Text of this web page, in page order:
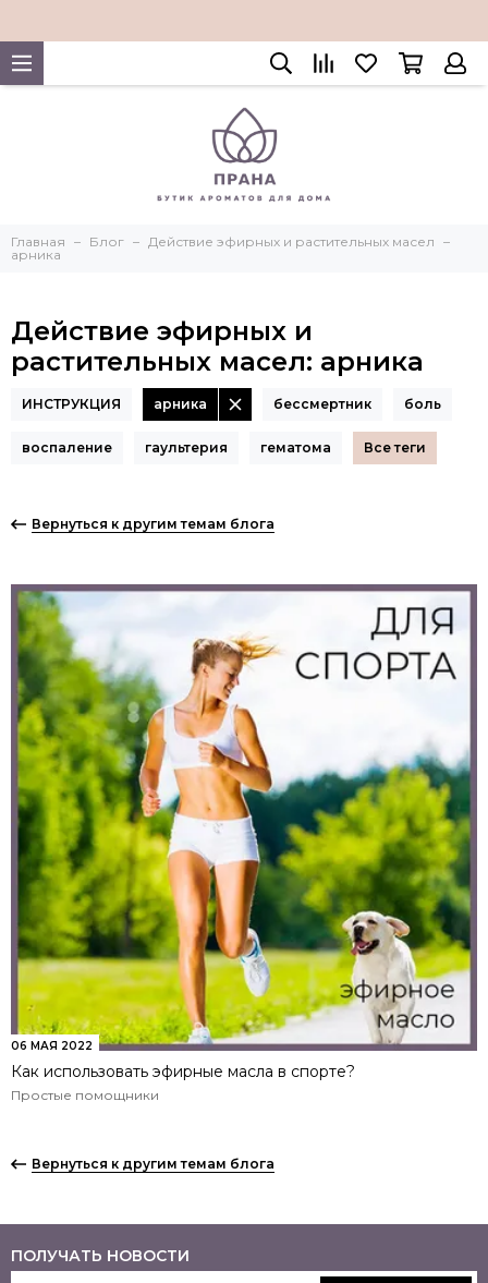
Главная Блог
Действие эфирных и растительных масел
арника
Действие эфирных и
растительных масел: арника
ИНСТРУКЦИЯ арника бессмертник боль
воспаление гаультерия гематома
Вернуться к другим темам блога
06 МАЯ 2022
Как использовать эфирные масла в спорте?
Простые помощники
Вернуться к другим темам блога
ПОЛУЧАТЬ НОВОСТИ